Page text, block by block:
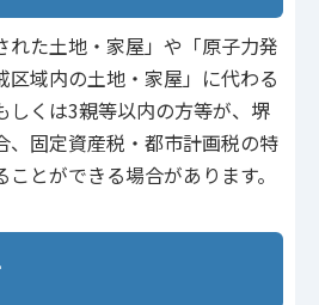
れた土地・家屋」や「原子力発
区域内の土地・家屋」に代わる
しくは3親等以内の方等が、堺
、固定資産税・都市計画税の特
とができる場合があります。